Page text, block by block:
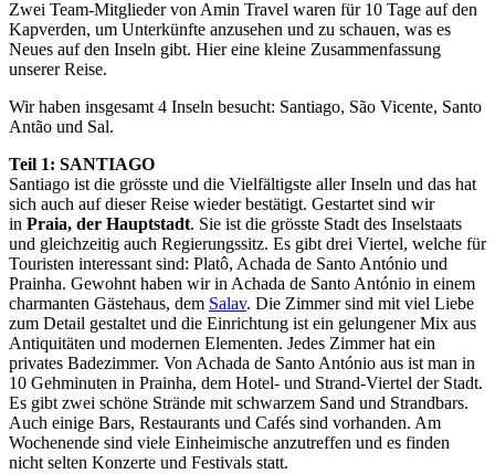
Zwei Team-Mitglieder von Amin Travel waren für 10 Tage auf den
Kapverden, um Unterkünfte anzusehen und zu schauen, was es
Neues auf den Inseln gibt. Hier eine kleine Zusammenfassung
unserer Reise.
Wir haben insgesamt 4 Inseln besucht: Santiago, São Vicente, Santo
Antão und Sal.
Teil 1: SANTIAGO
Santiago ist die grösste und die Vielfältigste aller Inseln und das hat
sich auch auf dieser Reise wieder bestätigt. Gestartet sind wir
in Praia, der Hauptstadt. Sie ist die grösste Stadt des Inselstaats
und gleichzeitig auch Regierungssitz. Es gibt drei Viertel, welche für
Touristen interessant sind: Platô, Achada de Santo António und
Prainha. Gewohnt haben wir in Achada de Santo António in einem
charmanten Gästehaus, dem Salav. Die Zimmer sind mit viel Liebe
zum Detail gestaltet und die Einrichtung ist ein gelungener Mix aus
Antiquitäten und modernen Elementen. Jedes Zimmer hat ein
privates Badezimmer. Von Achada de Santo António aus ist man in
10 Gehminuten in Prainha, dem Hotel- und Strand-Viertel der Stadt.
Es gibt zwei schöne Strände mit schwarzem Sand und Strandbars.
Auch einige Bars, Restaurants und Cafés sind vorhanden. Am
Wochenende sind viele Einheimische anzutreffen und es finden
nicht selten Konzerte und Festivals statt.